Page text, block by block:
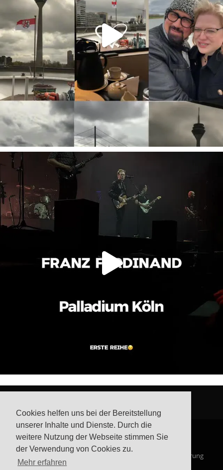
Cookies helfen uns bei der Bereitstellung
unserer Inhalte und Dienste. Durch die
weitere Nutzung der Webseite stimmen Sie
der Verwendung von Cookies zu.
Mehr erfahren
© Steffis Schreibsicht 2026 Datenschutzerklärung